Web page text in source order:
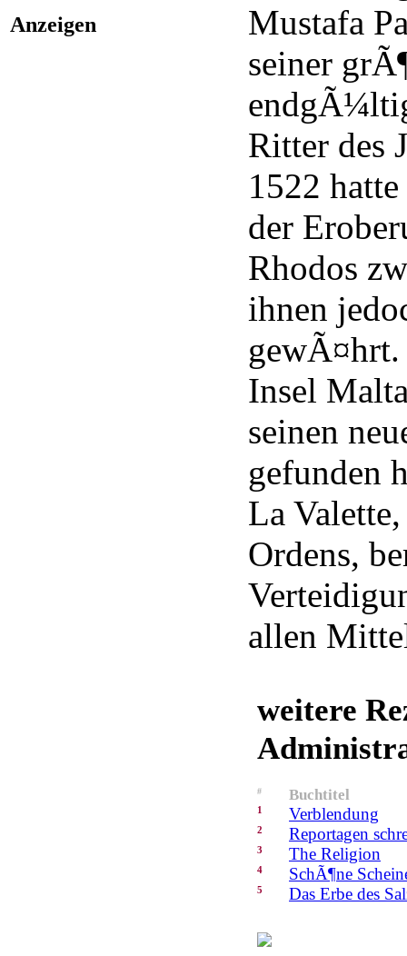
Anzeigen
Mustafa
seiner
Ritter des
1522
der
Rhodos
ihnen
Insel
seinen
gefunden
La
Ordens,
allen
weitere
# Buchtitel
1 Verblendung
2 Reportagen
3 The Religion
4 SchÃ¶ne
5 Das Erbe des